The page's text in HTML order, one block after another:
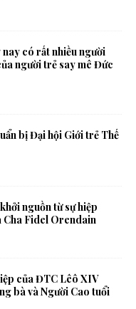
có rất nhiều người
người trẻ say mê Đức
bị Đại hội Giới trẻ Thế
nguồn từ sự hiệp
Cha Fidel Orendain
của ĐTC Lêô XIV
bà và Người Cao tuổi